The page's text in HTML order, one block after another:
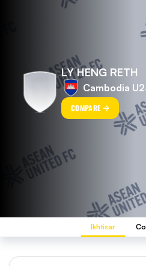
LY HENG RETH
Cambodia
COMPARE
Ikhtisar